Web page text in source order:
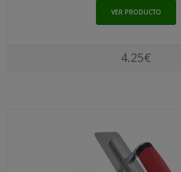
VER PRODUCTO
4.25€